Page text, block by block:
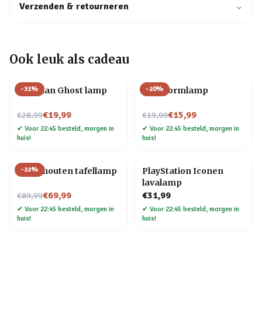
Verzenden & retourneren ⌄
Ook leuk als cadeau
-31%
Pac-Man Ghost lamp
€28,99
Nu voor€19,99
✔ Voor 22:45 besteld, morgen in
huis!
-20%
Led stormlamp
€19,99
Nu voor€15,99
✔ Voor 22:45 besteld, morgen in
huis!
-22%
Mens houten tafellamp
€89,99
Nu voor€69,99
✔ Voor 22:45 besteld, morgen in
huis!
PlayStation Iconen
lavalamp
€31,99
✔ Voor 22:45 besteld, morgen in
huis!